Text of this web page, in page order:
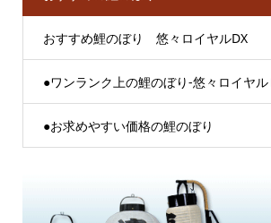
おすすめ鯉のぼり 悠々ロイヤルDX
●ワンランク上の鯉のぼり-悠々ロイヤル
●お求めやすい価格の鯉のぼり